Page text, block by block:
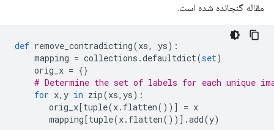
مقاله گنجانده شده است.
def remove_contradicting(xs, ys):
mapping = collections .defaultdict(set)
orig_x = {}
# Determine the set of labels for each unique
for x, y in zip(xs, ys):
orig_x[tuple(x. flatten())] = x
mapping[tuple(x. flatten())].add(y)